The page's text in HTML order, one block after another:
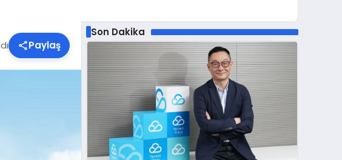
Paylaş
Son Dakika